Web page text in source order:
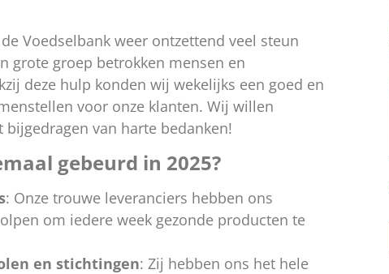
Voedselbank weer ontzettend veel steun
grote groep betrokken mensen en
deze hulp konden wij wekelijks een goed en
voor onze klanten. Wij willen
bijgedragen van harte bedanken!
gebeurd in 2025?
: Onze trouwe leveranciers hebben ons
om iedere week gezonde producten te
en stichtingen: Zij hebben ons het hele